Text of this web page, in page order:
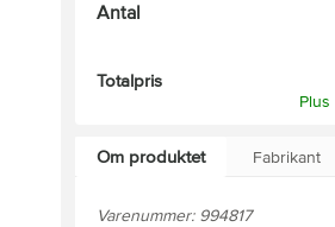
Antal
Totalpris
Om produktet Fabrikant
Varenummer: 994817